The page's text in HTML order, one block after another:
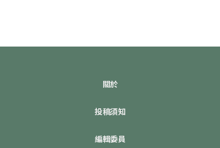
關於
投稿須知
編輯委員